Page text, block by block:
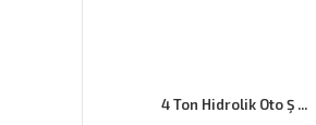
4 Ton Hidrolik Oto Ş ...